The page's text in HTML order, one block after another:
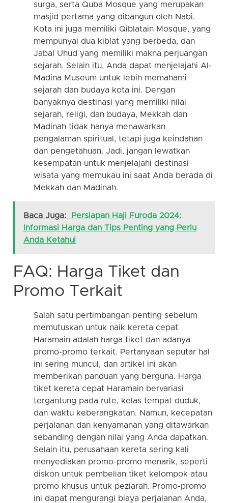
surga, serta Quba Mosque yang merupakan
masjid pertama yang dibangun oleh Nabi.
Kota ini juga memiliki Qiblatain Mosque, yang
mempunyai dua kiblat yang berbeda, dan
Jabal Uhud yang memiliki makna perjuangan
sejarah. Selain itu, Anda dapat menjelajahi Al-
Madina Museum untuk lebih memahami
sejarah dan budaya kota ini. Dengan
banyaknya destinasi yang memiliki nilai
sejarah, religi, dan budaya, Mekkah dan
Madinah tidak hanya menawarkan
pengalaman spiritual, tetapi juga keindahan
dan pengetahuan. Jadi, jangan lewatkan
kesempatan untuk menjelajahi destinasi
wisata yang memukau ini saat Anda berada di
Mekkah dan Madinah.
Baca Juga:
Persiapan Haji Furoda 2024:
Informasi Harga dan Tips Penting yang Perlu
Anda Ketahui
FAQ: Harga Tiket dan
Promo Terkait
Salah satu pertimbangan penting sebelum
memutuskan untuk naik kereta cepat
Haramain adalah harga tiket dan adanya
promo-promo terkait. Pertanyaan seputar hal
ini sering muncul, dan artikel ini akan
memberikan panduan yang berguna. Harga
tiket kereta cepat Haramain bervariasi
tergantung pada rute, kelas tempat duduk,
dan waktu keberangkatan. Namun, kecepatan
perjalanan dan kenyamanan yang ditawarkan
sebanding dengan nilai yang Anda dapatkan.
Selain itu, perusahaan kereta sering kali
menyediakan promo-promo menarik, seperti
diskon untuk pembelian tiket kelompok atau
promo khusus untuk peziarah. Promo-promo
ini dapat mengurangi biaya perjalanan Anda,